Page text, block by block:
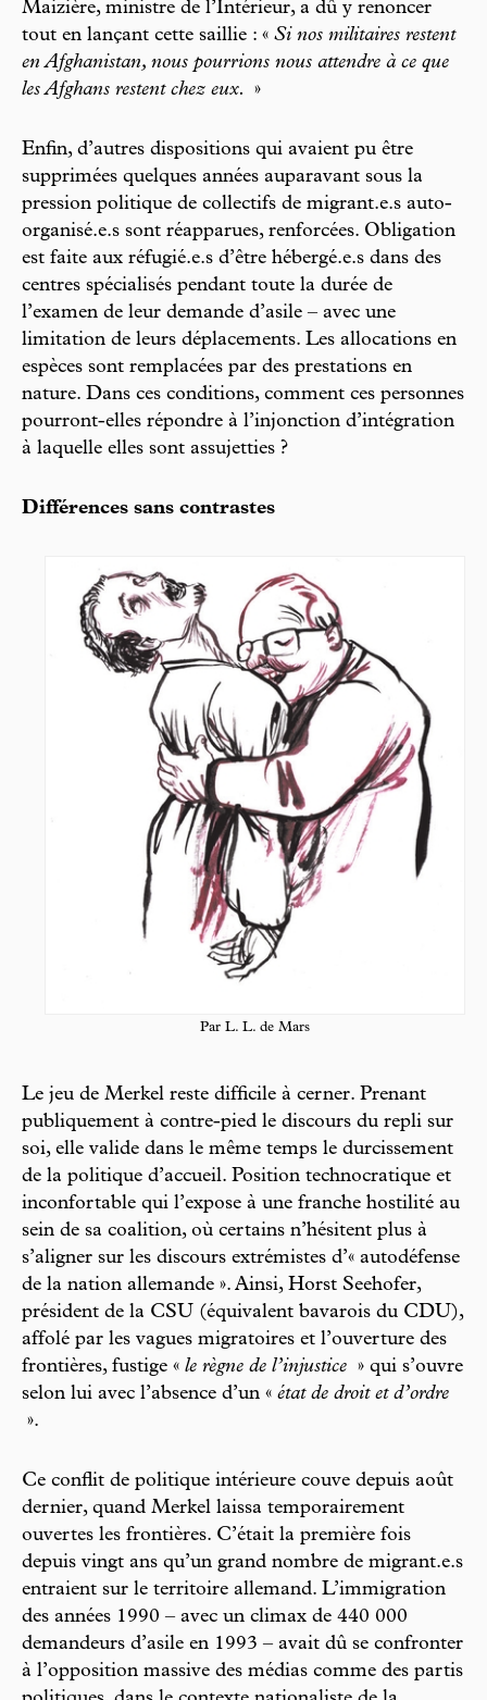
Maizière, ministre de l’Intérieur, a dû y renoncer
tout en lançant cette saillie : « Si nos militaires restent
en Afghanistan, nous pourrions nous attendre à ce que
les Afghans restent chez eux.
»
Enfin, d’autres dispositions qui avaient pu être
supprimées quelques années auparavant sous la
pression politique de collectifs de migrant.e.s auto-
organisé.e.s sont réapparues, renforcées. Obligation
est faite aux réfugié.e.s d’être hébergé.e.s dans des
centres spécialisés pendant toute la durée de
l’examen de leur demande d’asile – avec une
limitation de leurs déplacements. Les allocations en
espèces sont remplacées par des prestations en
nature. Dans ces conditions, comment ces personnes
pourront-elles répondre à l’injonction d’intégration
à laquelle elles sont assujetties ?
Différences sans contrastes
Par L. L. de Mars
Le jeu de Merkel reste difficile à cerner. Prenant
publiquement à contre-pied le discours du repli sur
soi, elle valide dans le même temps le durcissement
de la politique d’accueil. Position technocratique et
inconfortable qui l’expose à une franche hostilité au
sein de sa coalition, où certains n’hésitent plus à
s’aligner sur les discours extrémistes d’« autodéfense
de la nation allemande ». Ainsi, Horst Seehofer,
président de la CSU (équivalent bavarois du CDU),
affolé par les vagues migratoires et l’ouverture des
frontières, fustige « le règne de l’injustice » qui s’ouvre
selon lui avec l’absence d’un « état de droit et d’ordre
».
Ce conflit de politique intérieure couve depuis août
dernier, quand Merkel laissa temporairement
ouvertes les frontières. C’était la première fois
depuis vingt ans qu’un grand nombre de migrant.e.s
entraient sur le territoire allemand. L’immigration
des années 1990 – avec un climax de 440 000
demandeurs d’asile en 1993 – avait dû se confronter
à l’opposition massive des médias comme des partis